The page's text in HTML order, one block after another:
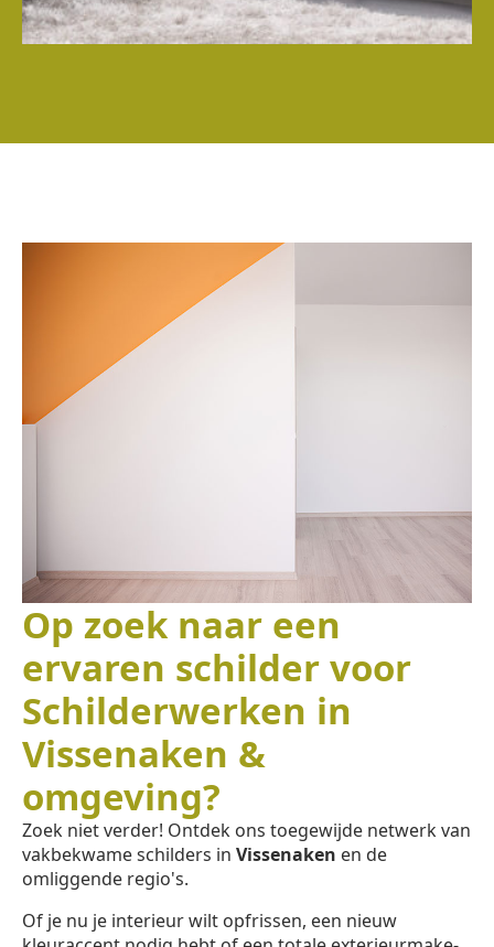
Op zoek naar een
ervaren schilder voor
Schilderwerken in
Vissenaken &
omgeving?
Zoek niet verder! Ontdek ons toegewijde netwerk van
vakbekwame schilders in Vissenaken en de
omliggende regio's.
Of je nu je interieur wilt opfrissen, een nieuw